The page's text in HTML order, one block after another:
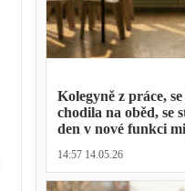
Kolegyně z práce,
chodila na oběd, se
den v nové funkci
Přestávka trvala
14:57 14.05.26